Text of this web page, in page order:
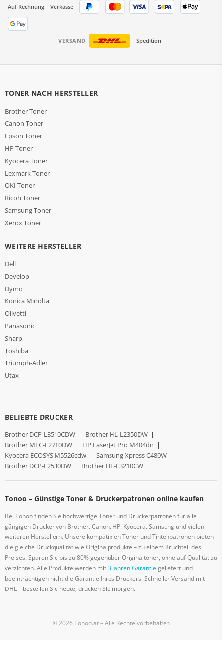
Auf Rechnung
Vorkasse
VERSAND Spedition
TONER NACH HERSTELLER
Brother Toner
Canon Toner
Epson Toner
HP Toner
Kyocera Toner
Lexmark Toner
OKI Toner
Ricoh Toner
Samsung Toner
Xerox Toner
WEITERE HERSTELLER
Dell
Develop
Dymo
Konica Minolta
Olivetti
Panasonic
Sharp
Toshiba
Triumph-Adler
Utax
BELIEBTE DRUCKER
Brother DCP-L3510CDW | Brother HL-L2350DW |
Brother MFC-L2710DW | HP LaserJet Pro M404dn |
Kyocera ECOSYS M5526cdw | Samsung Xpress C480W |
Brother DCP-L2530DW | Brother HL-L3210CW
Tonoo – Günstige Toner & Druckerpatronen online kaufen
Bei Tonoo finden Sie hochwertige Toner und Druckerpatronen für alle
gängigen Drucker von Brother, Canon, HP, Kyocera, Samsung und vielen
weiteren Herstellern. Unsere kompatiblen Toner und Tintenpatronen bieten
die gleiche Druckqualität wie Originalprodukte – zu einem Bruchteil des
Preises. Sparen Sie bis zu 80% gegenüber Originaltoner, ohne auf Qualität zu
verzichten. Alle Produkte werden mit3 Jahren Garantiegeliefert und
beeinträchtigen nicht die Garantie Ihres Druckers. Schneller Versand mit
DHL – bestellen Sie heute, drucken Sie morgen.
© 2026 Tonoo.at – Alle Rechte vorbehalten